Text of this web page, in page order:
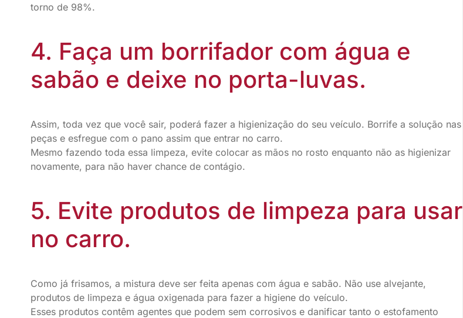
torno de 98%.
4. Faça um borrifador com água e
sabão e deixe no porta-luvas.
Assim, toda vez que você sair, poderá fazer a higienização do seu veículo. Borrife a solução nas
peças e esfregue com o pano assim que entrar no carro.
Mesmo fazendo toda essa limpeza, evite colocar as mãos no rosto enquanto não as higienizar
novamente, para não haver chance de contágio.
5. Evite produtos de limpeza para usar
no carro.
Como já frisamos, a mistura deve ser feita apenas com água e sabão. Não use alvejante,
produtos de limpeza e água oxigenada para fazer a higiene do veículo.
Esses produtos contêm agentes que podem sem corrosivos e danificar tanto o estofamento